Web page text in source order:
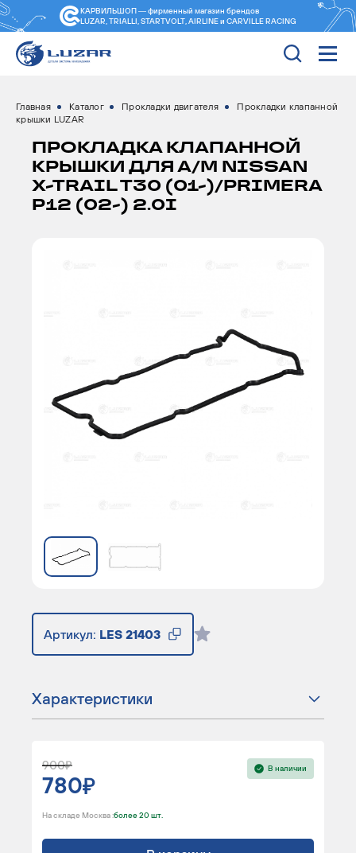
КАРВИЛЬШОП — фирменный магазин брендов
LUZAR, TRIALLI, STARTVOLT, AIRLINE и CARVILLE RACING
Главная Каталог Прокладки двигателя
Прокладки клапанной
крышки LUZAR
ПРОКЛАДКА КЛАПАННОЙ
КРЫШКИ ДЛЯ А/М NISSAN
X-TRAIL T30 (01-)/PRIMERA
P12 (02-) 2.0I
Артикул: LES 21403
Характеристики
900
780
В наличии
На складе Москва :более 20 шт.